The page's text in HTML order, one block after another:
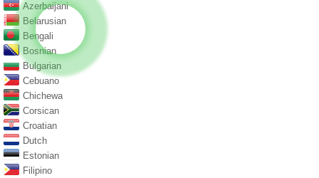
Azerbaijani
Belarusian
Bengali
Bosnian
Bulgarian
Cebuano
Chichewa
Corsican
Croatian
Dutch
Estonian
Filipino